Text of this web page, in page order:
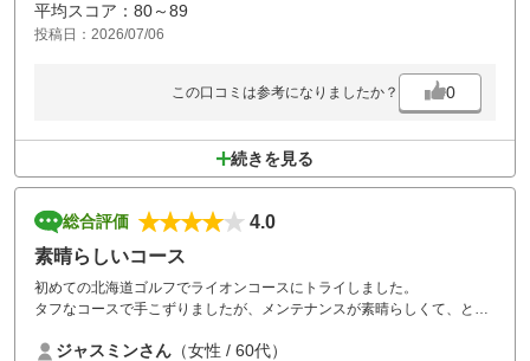
平均スコア：80～89
投稿日：2026/07/06
この口コミは参考になりましたか？ 0
続きを見る
総合評価
4.0
素晴らしいコース
初めての北海道ゴルフでライオンコースにトライしました。
タフなコースで手こずりましたが、メンテナンスが素晴らしくて、とて
午前中は風が強くて寒く、おまけに午後からは雨が降り。
ジャスミンさん （女性 / 60代）